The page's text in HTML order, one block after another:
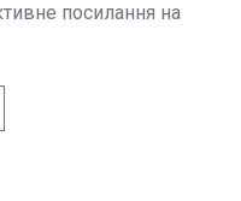
посилання на